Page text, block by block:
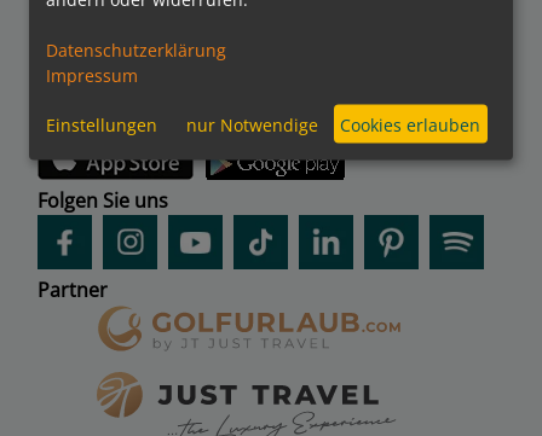
kreuzfahrten.de APP
Folgen Sie uns
Partner
Datenschutzerklärung
Impressum
Einstellungen nur Notwendige Cookies erlauben